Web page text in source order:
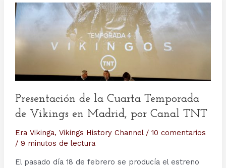
de
Presentación de la Cuarta Temporada
de Vikings en Madrid, por Canal TNT
Era Vikinga, Vikings History Channel/ 10 comentarios
/ 9 minutos de lectura
El pasado día 18 de febrero se producía el estreno